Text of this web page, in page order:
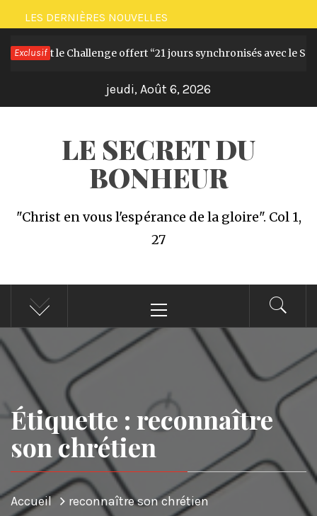
Passer
au
contenu
LES DERNIÈRES NOUVELLES
Exclusif
Le livre et le Challenge offert “21 jours synchronisés avec le
jeudi, Août 6, 2026
LE SECRET DU
BONHEUR
"Christ en vous l'espérance de la gloire". Col 1,
27
principal
Étiquette : reconnaître
son chrétien
Accueil reconnaître son chrétien